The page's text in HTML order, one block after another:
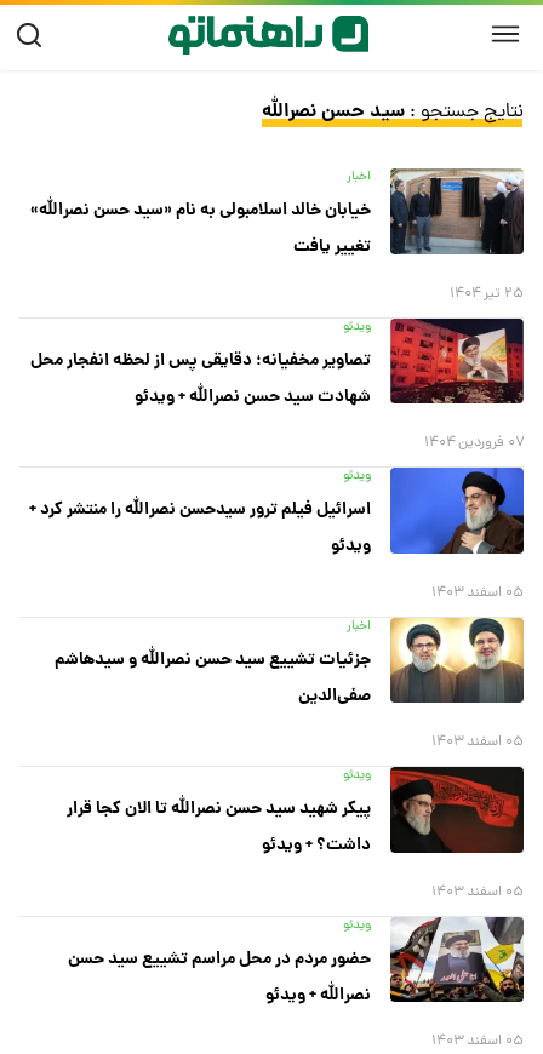
نتایج جستجو :سید حسن نصرالله
اخبار
خیابان خالد اسلامبولی به نام «سید حسن نصرالله»
تغییر یافت
۲۵ تیر ۱۴۰۴
ویدئو
تصاویر مخفیانه؛ دقایقی پس از لحظه انفجار محل
شهادت سید حسن نصرالله + ویدئو
۰۷ فروردین ۱۴۰۴
ویدئو
اسرائیل فیلم ترور سیدحسن نصرالله را منتشر کرد +
ویدئو
۰۵ اسفند ۱۴۰۳
اخبار
جزئیات تشییع سید حسن نصرالله و سیدهاشم
صفی‌الدین
۰۵ اسفند ۱۴۰۳
ویدئو
پیکر شهید سید حسن نصرالله تا الان کجا قرار
داشت؟ + ویدئو
۰۵ اسفند ۱۴۰۳
ویدئو
حضور مردم در محل مراسم تشییع سید حسن
نصرالله + ویدئو
۰۵ اسفند ۱۴۰۳